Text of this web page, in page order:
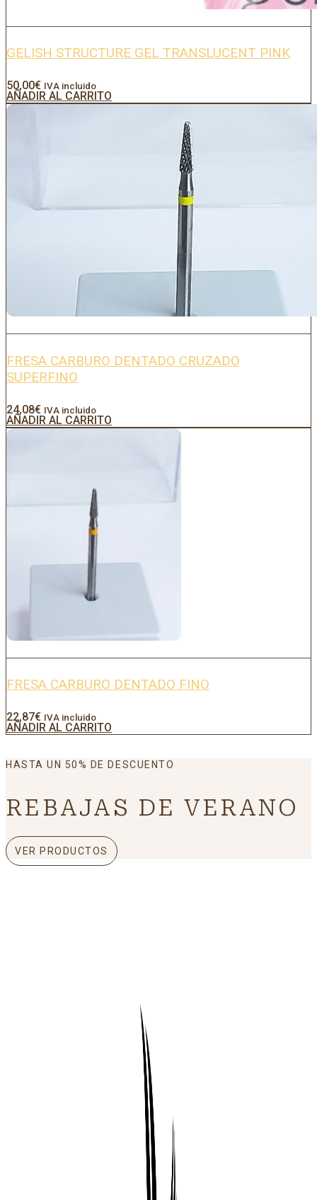
GELISH STRUCTURE GEL TRANSLUCENT PINK
50,00€ IVA incluido
AÑADIR AL CARRITO
FRESA CARBURO DENTADO CRUZADO
SUPERFINO
24,08€ IVA incluido
AÑADIR AL CARRITO
FRESA CARBURO DENTADO FINO
22,87€ IVA incluido
AÑADIR AL CARRITO
HASTA UN 50% DE DESCUENTO
REBAJAS DE VERANO
VER PRODUCTOS